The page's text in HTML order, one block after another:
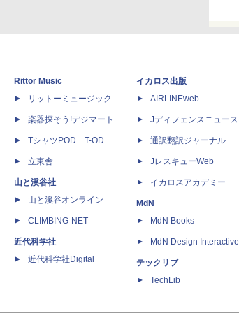
Rittor Music
リットーミュージック
楽器探そう!デジマート
TシャツPOD T-OD
立東舎
山と溪谷社
山と溪谷オンライン
CLIMBING-NET
近代科学社
近代科学社Digital
イカロス出版
AIRLINEweb
Jディフェンスニュース
通訳翻訳ジャーナル
JレスキューWeb
イカロスアカデミー
MdN
MdN Books
MdN Design Interactive
テックリブ
TechLib